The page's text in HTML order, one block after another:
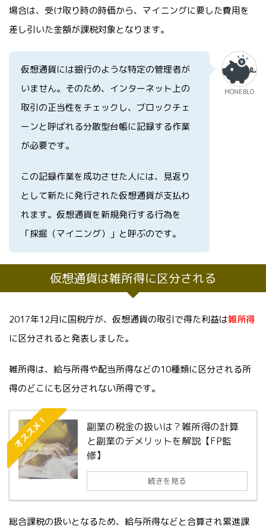
場合は、受け取り時の時価から、マイニングに要した費用を
差し引いた金額が課税対象となります。
仮想通貨には銀行のような特定の管理者が
いません。そのため、インターネット上の
取引の正当性をチェックし、ブロックチェ
ーンと呼ばれる分散型台帳に記録する作業
が必要です。
この記録作業を成功させた人には、見返り
として新たに発行された仮想通貨が支払わ
れます。仮想通貨を新規発行する行為を
「採掘（マイニング）」と呼ぶのです。
MONEBLO
仮想通貨は雑所得に区分される
2017年12月に国税庁が、仮想通貨の取引で得た利益は雑所得
に区分されると発表しました。
雑所得は、給与所得や配当所得などの10種類に区分される所
得のどこにも区分されない所得です。
オススメ！
副業の税金の扱いは？雑所得の計算
と副業のデメリットを解説【FP監
修】
続きを見る
総合課税の扱いとなるため、給与所得などと合算され累進課